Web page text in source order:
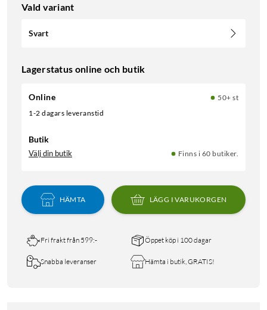
Vald variant
Svart
Lagerstatus online och butik
Online
50+ st
1-2 dagars leveranstid
Butik
Välj din butik Finns i 60 butiker.
HÄMTA LÄGG I VARUKORGEN
Fri frakt från 599:- Öppet köp i 100 dagar
Snabba leveranser Hämta i butik, GRATIS!